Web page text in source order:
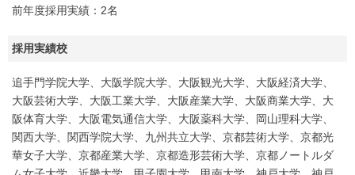
前年度採用実績：2名
採用実績校
追手門学院大学、大阪学院大学、大阪観光大学、大阪経済大学、
大阪芸術大学、大阪工業大学、大阪産業大学、大阪商業大学、大
阪体育大学、大阪電気通信大学、大阪薬科大学、岡山理科大学、
関西大学、関西学院大学、九州共立大学、京都芸術大学、京都光
華女子大学、京都産業大学、京都造形芸術大学、京都ノートルダ